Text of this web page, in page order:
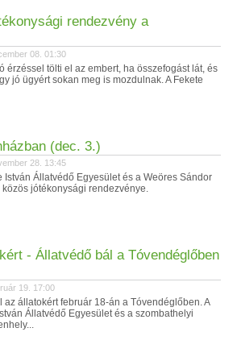
rendezvény a
08. 01:30
érzéssel tölti el az embert, ha összefogást lát, és
jó ügyért sokan meg is mozdulnak. A Fekete
(dec. 3.)
28. 13:45
István Állatvédő Egyesület és a Weöres Sándor
közös jótékonysági rendezvénye.
- Állatvédő bál a Tóvendéglőben
19. 17:00
az állatokért február 18-án a Tóvendéglőben. A
Állatvédő Egyesület és a szombathelyi